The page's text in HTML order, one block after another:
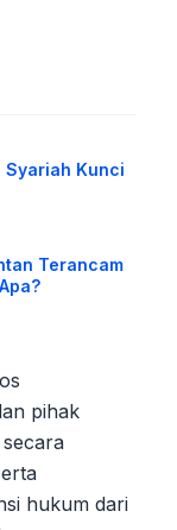
Syariah Kunci
Terancam
pihak
hukum dari